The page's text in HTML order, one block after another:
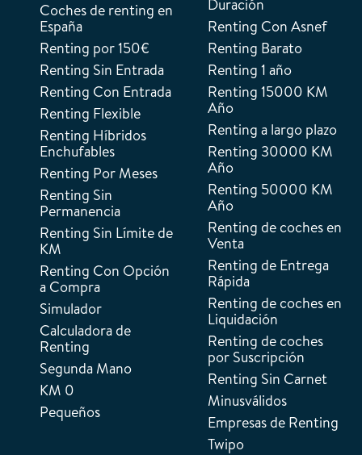
Coches de renting en
España
Renting por 150€
Renting Sin Entrada
Renting Con Entrada
Renting Flexible
Renting Híbridos
Enchufables
Renting Por Meses
Renting Sin
Permanencia
Renting Sin Límite de
KM
Renting Con Opción
a Compra
Simulador
Calculadora de
Renting
Segunda Mano
KM 0
Pequeños
Duración
Renting Con Asnef
Renting Barato
Renting 1 año
Renting 15000 KM
Año
Renting a largo plazo
Renting 30000 KM
Año
Renting 50000 KM
Año
Renting de coches en
Venta
Renting de Entrega
Rápida
Renting de coches en
Liquidación
Renting de coches
por Suscripción
Renting Sin Carnet
Minusválidos
Empresas de Renting
Twipo